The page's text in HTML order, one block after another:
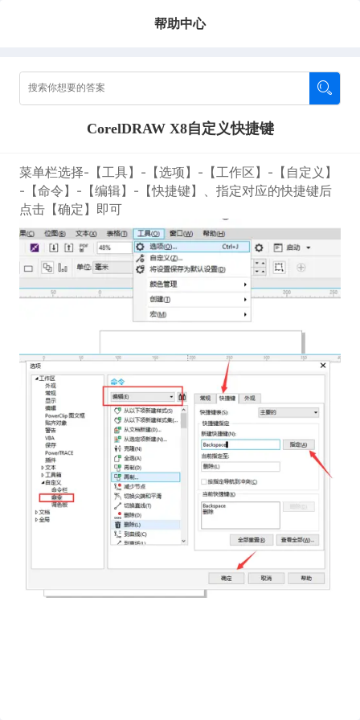
帮助中心
CorelDRAW X8自定义快捷键
菜单栏选择-【工具】-【选项】-【工作区】-【自定义】
-【命令】-【编辑】-【快捷键】、指定对应的快捷键后
点击【确定】即可